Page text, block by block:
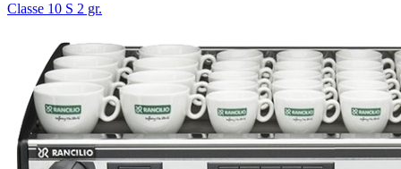
Classe 10 S 2 gr.